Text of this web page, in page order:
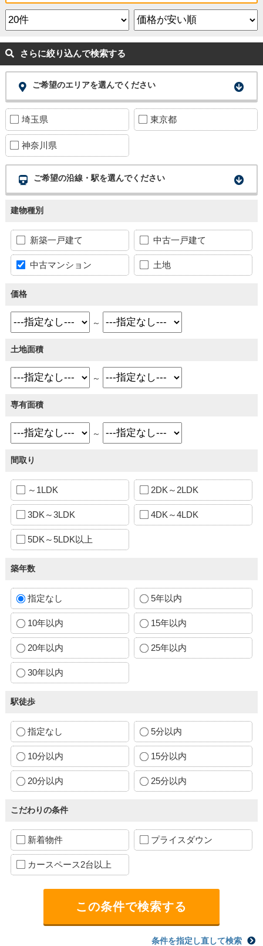
さらに絞り込んで検索する
ご希望のエリアを選んでください
埼玉県 東京都
神奈川県
ご希望の沿線・駅を選んでください
建物種別
新築一戸建て 中古一戸建て
中古マンション 土地
価格
～
土地面積
～
専有面積
～
間取り
～1LDK 2DK～2LDK
3DK～3LDK 4DK～4LDK
5DK～5LDK以上
築年数
指定なし 5年以内
10年以内 15年以内
20年以内 25年以内
30年以内
駅徒歩
指定なし 5分以内
10分以内 15分以内
20分以内 25分以内
こだわりの条件
新着物件 プライスダウン
カースペース2台以上
条件を指定し直して検索